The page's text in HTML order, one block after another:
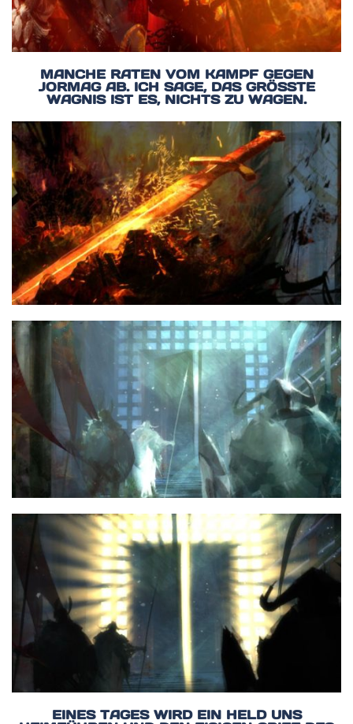
MANCHE RATEN VOM KAMPF GEGEN
JORMAG AB. ICH SAGE, DAS GRÖSSTE W
AGNIS IST ES, NICHTS ZU WAGEN.
EINES TAGES WIRD EIN HELD UNS